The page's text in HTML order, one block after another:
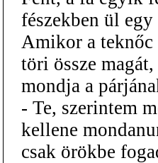
fészekben ül egy
Amikor a teknőc
töri össze
mondja a
- Te, szerintem
kellene
csak örökbe